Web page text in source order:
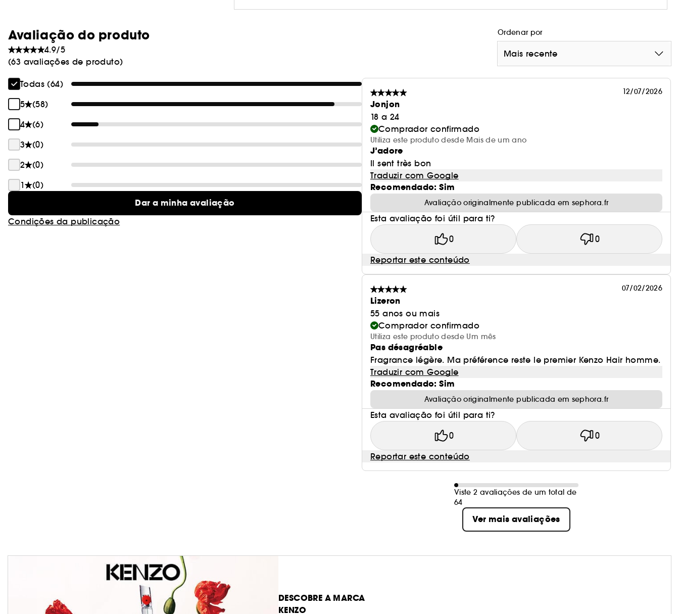
Avaliação do produto
4.9/5
(63 avaliações de produto)
Ordenar por
Mais recente
Todas (64)
5
(58)
4
(6)
3
(0)
2
(0)
1
(0)
Dar a minha avaliação
Condições da publicação
12/07/2026
Jonjon
18 a 24
Comprador confirmado
Utiliza este produto desde Mais de um ano
J’adore
Il sent très bon
Traduzir com Google
Recomendado: Sim
Avaliação originalmente publicada em sephora.fr
Esta avaliação foi útil para ti?
0 0
Reportar este conteúdo
07/02/2026
Lizeron
55 anos ou mais
Comprador confirmado
Utiliza este produto desde Um mês
Pas désagréable
Fragrance légère. Ma préférence reste le premier Kenzo Hair homme.
Traduzir com Google
Recomendado: Sim
Avaliação originalmente publicada em sephora.fr
Esta avaliação foi útil para ti?
0 0
Reportar este conteúdo
Viste 2 avaliações de um total de
64
Ver mais avaliações
DESCOBRE A MARCA
KENZO